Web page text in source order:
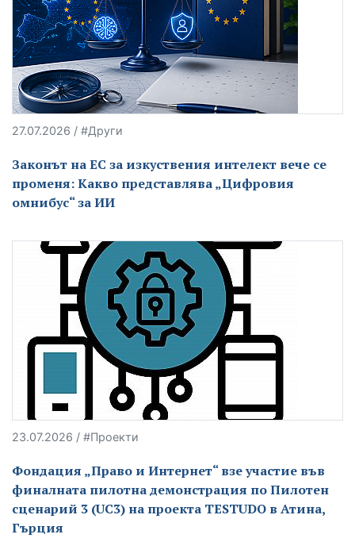
27.07.2026 / #Други
Законът на ЕС за изкуствения интелект вече се
променя: Какво представлява „Цифровия
омнибус“ за ИИ
23.07.2026 / #Проекти
Фондация „Право и Интернет“ взе участие във
финалната пилотна демонстрация по Пилотен
сценарий 3 (UC3) на проекта TESTUDO в Атина,
Гърция